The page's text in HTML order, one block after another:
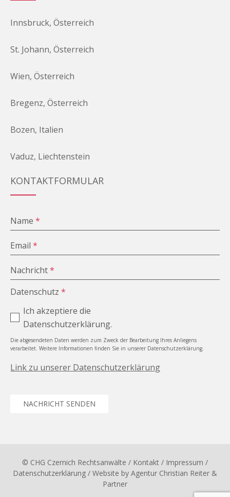
Innsbruck, Österreich
St. Johann, Österreich
Wien, Österreich
Bregenz, Österreich
Bozen, Italien
Vaduz, Liechtenstein
KONTAKTFORMULAR
Name*
Email*
Nachricht*
Datenschutz*
Ich akzeptiere die
Datenschutzerklärung.
Die abgesendeten Daten werden zum Zweck der Bearbeitung Ihres Anliegens
verarbeitet. Weitere Informationen finden Sie in unserer Datenschutzerklärung.
Link zu unserer Datenschutzerklärung
NACHRICHT SENDEN
© CHG Czernich Rechtsanwälte / Kontakt / Impressum /
Datenschutzerklärung / Website by Agentur Christian Reiter &
Partner